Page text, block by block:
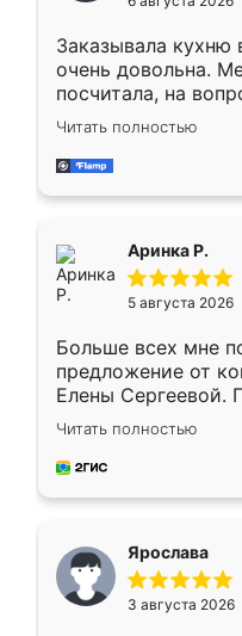
мебели буду
Заказывала кухню
очень довольна.
посчитала, на
Замерщик приехал
делу со всей
за день, ребята
Читать полностью
Аринка Р.
5 августа 2026
Больше всех мне
предложение от
Елены Сергеевой.
короткие сроки
для замера
предложил по
Читать полностью
Ярослава
3 августа 2026